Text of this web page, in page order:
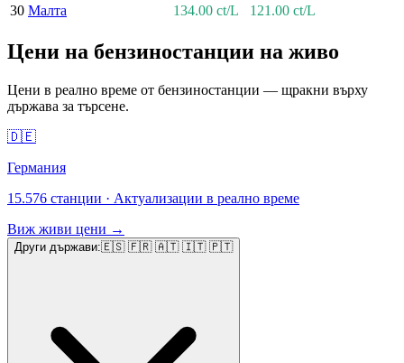
30 Малта 134.00 ct/L 121.00 ct/L
Цени на бензиностанции на живо
Цени в реално време от бензиностанции — щракни върху
държава за търсене.
🇩🇪
Германия
15.576 станции · Актуализации в реално време
Виж живи цени →
Други държави:🇪🇸 🇫🇷 🇦🇹 🇮🇹 🇵🇹